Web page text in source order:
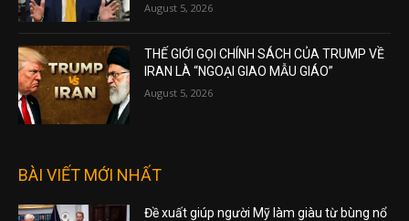
August 5, 2026
THẾ GIỚI GỌI CHÍNH SÁCH CỦA TRUMP VỀ
IRAN LÀ “NGOẠI GIAO MẪU GIÁO”
August 5, 2026
BÀI VIẾT MỚI NHẤT
Đề xuất giúp người Mỹ làm giàu từ bùng nổ